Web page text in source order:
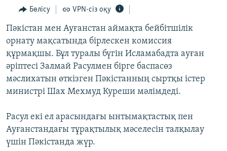
Navigation
Skip
to
Search
АДАМ ҚҰҚЫҚТАРЫ
ӘЛЕУМЕТ
ӘЛЕМ
АРНАЙЫ ЖОБАЛАР
Русский
ЖАЗЫЛЫҢЫЗ
Бөлісу VPN-сіз оқу
Пәкістан мен Ауғанстан аймақта бейбітшілік
орнату мақсатында бірлескен комиссия
құрмақшы. Бұл туралы бүгін Исламабадта ауған
әріптесі Залмай Расулмен бірге баспасөз
мәслихатын өткізген Пәкістанның сыртқы істер
министрі Шах Мехмуд Куреши мәлімдеді.
Расул екі ел арасындағы ынтымақтастық пен
Ауғанстандағы тұрақтылық мәселесін талқылау
үшін Пәкістанда жүр.